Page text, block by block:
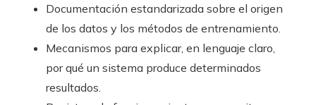
Documentación estandarizada sobre el origen
de los datos y los métodos de entrenamiento.
Mecanismos para explicar, en lenguaje claro,
por qué un sistema produce determinados
resultados.